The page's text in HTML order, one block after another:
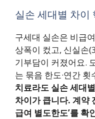
실손 세대별 차이
구세대 실손은 비급
상폭이 컸고, 신실손
기부담이 커졌어요.
는 묶음 한도·연간
치료라도 실손 세대
차이가 큽니다. 계약
급여 별도한도’를 확